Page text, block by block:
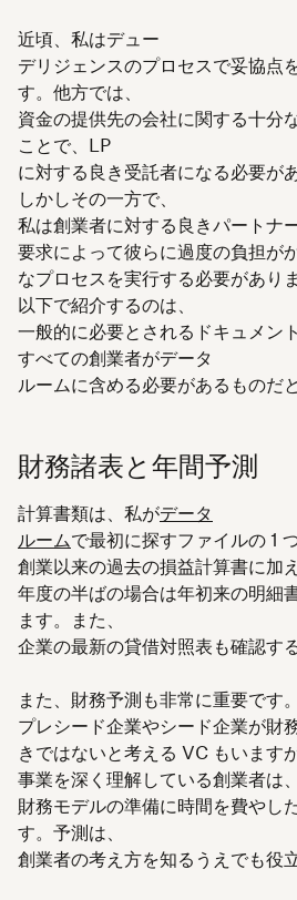
近頃、私はデュー
デリジェンスのプロセスで妥協点
す。他方では、
資金の提供先の会社に関する十分
ことで、LP
に対する良き受託者になる必要が
しかしその一方で、
私は創業者に対する良きパートナ
要求によって彼らに過度の負担が
なプロセスを実行する必要がありま
以下で紹介するのは、
一般的に必要とされるドキュメン
すべての創業者がデータ
ルームに含める必要があるものだ
財務諸表と年間予測
計算書類は、私がデータ
ルームで最初に探すファイルの 1
創業以来の過去の損益計算書に加え
年度の半ばの場合は年初来の明細
ます。また、
企業の最新の貸借対照表も確認す
また、財務予測も非常に重要です。
プレシード企業やシード企業が財
きではないと考える VC もいますが
事業を深く理解している創業者は、
財務モデルの準備に時間を費やし
す。予測は、
創業者の考え方を知るうえでも役